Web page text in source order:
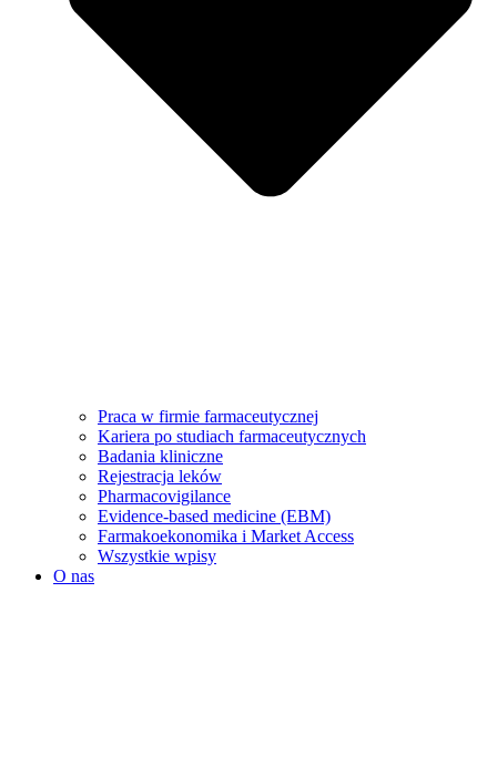
Praca w firmie farmaceutycznej
Kariera po studiach farmaceutycznych
Badania kliniczne
Rejestracja leków
Pharmacovigilance
Evidence-based medicine (EBM)
Farmakoekonomika i Market Access
Wszystkie wpisy
O nas